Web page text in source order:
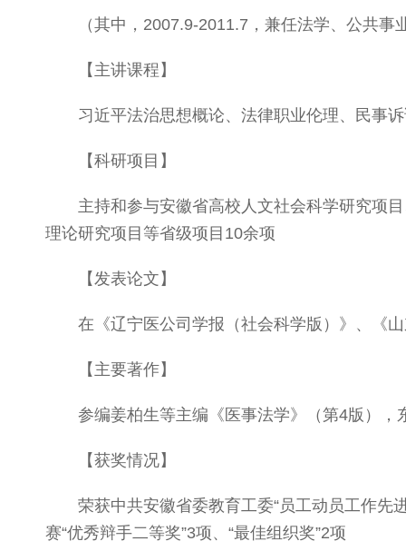
（其中，2007.9-2011.7，兼任法学、公共
【主讲课程】
习近平法治思想概论、法律职业伦理、民事
【科研项目】
主持和参与安徽省高校人文社会科学研究项
理论研究项目等省级项目10余项
【发表论文】
在《辽宁医公司学报（社会科学版）》、《
【主要著作】
参编姜柏生等主编《医事法学》（第4版），
【获奖情况】
荣获中共安徽省委教育工委“员工动员工作先
赛“优秀辩手二等奖”3项、“最佳组织奖”2项